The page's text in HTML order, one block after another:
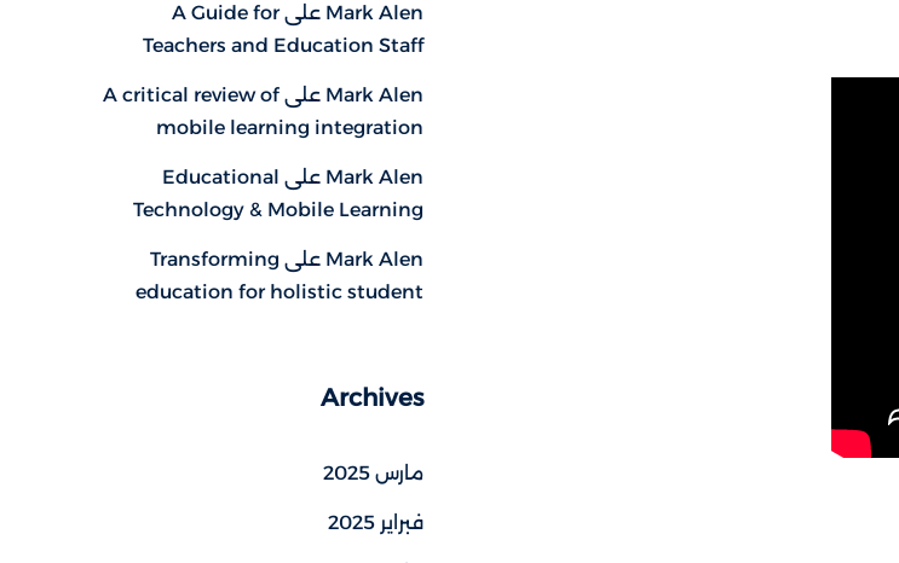
Mark Alen علىA Guide for
Teachers and Education Staff
Mark Alen علىA critical review of
mobile learning integration
Mark Alen على Educational
Technology & Mobile Learning
Mark Alen على Transforming
education for holistic student
Archives
مارس 2025
فبراير 2025